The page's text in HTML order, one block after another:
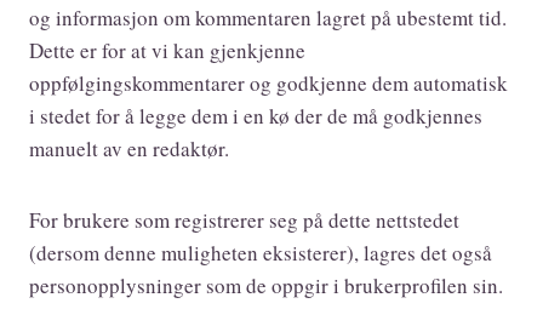
og informasjon om kommentaren lagret på ubestemt tid.
Dette er for at vi kan gjenkjenne
oppfølgingskommentarer og godkjenne dem automatisk
i stedet for å legge dem i en kø der de må godkjennes
manuelt av en redaktør.
For brukere som registrerer seg på dette nettstedet
(dersom denne muligheten eksisterer), lagres det også
personopplysninger som de oppgir i brukerprofilen sin.